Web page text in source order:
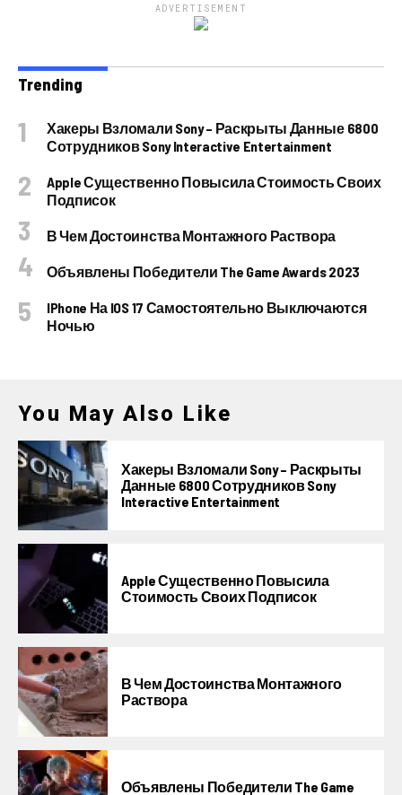
ADVERTISEMENT
Trending
Хакеры Взломали Sony – Раскрыты Данные 6800
Сотрудников Sony Interactive Entertainment
Apple Существенно Повысила Стоимость Своих
Подписок
В Чем Достоинства Монтажного Раствора
Объявлены Победители The Game Awards 2023
IPhone На IOS 17 Самостоятельно Выключаются
Ночью
You May Also Like
Хакеры Взломали Sony – Раскрыты
Данные 6800 Сотрудников Sony
Interactive Entertainment
Apple Существенно Повысила
Стоимость Своих Подписок
В Чем Достоинства Монтажного
Раствора
Объявлены Победители The Game